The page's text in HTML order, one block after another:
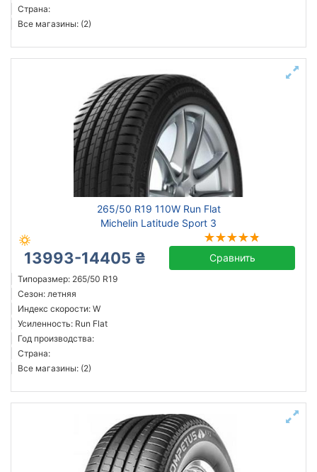
Страна:
Все магазины: (2)
265/50 R19 110W Run Flat
Michelin Latitude Sport 3
13993-14405 ₴ Сравнить
Типоразмер: 265/50 R19
Сезон: летняя
Индекс скорости: W
Усиленность: Run Flat
Год производства:
Страна:
Все магазины: (2)